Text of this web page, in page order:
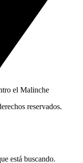
el Malinche
reservados.
está buscando.